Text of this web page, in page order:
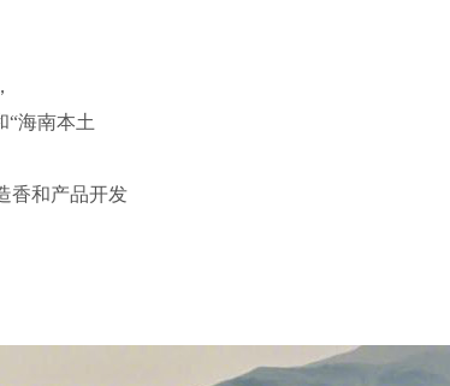
，
本土
产品开发